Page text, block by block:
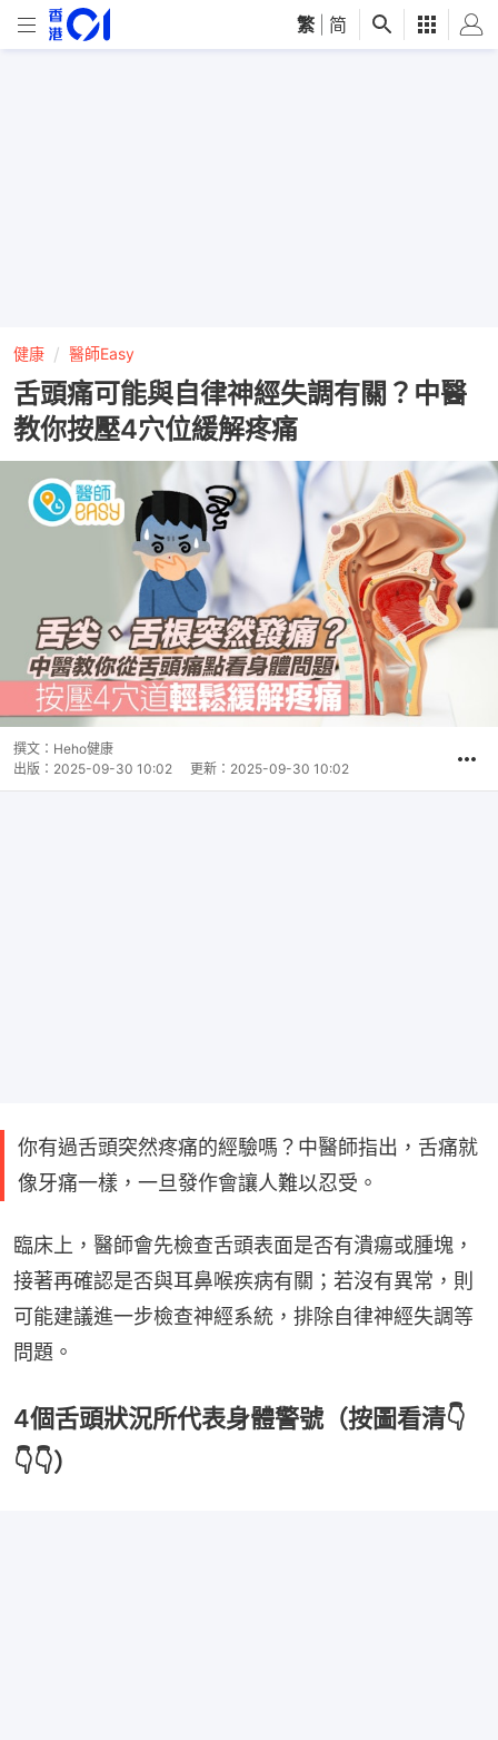
繁 简
健康 醫師Easy
舌頭痛可能與自律神經失調有關？中醫
教你按壓4穴位緩解疼痛
撰文： Heho健康
出版： 2025-09-30 10:02 更新： 2025-09-30 10:02
你有過舌頭突然疼痛的經驗嗎？中醫師指出，舌痛就
像牙痛一樣，一旦發作會讓人難以忍受。
臨床上，醫師會先檢查舌頭表面是否有潰瘍或腫塊，
接著再確認是否與耳鼻喉疾病有關；若沒有異常，則
可能建議進一步檢查神經系統，排除自律神經失調等
問題。
4個舌頭狀況所代表身體警號（按圖看清👇
👇👇）